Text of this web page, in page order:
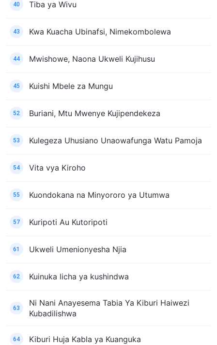
40 Tiba ya Wivu
43 Kwa Kuacha Ubinafsi, Nimekombolewa
44 Mwishowe, Naona Ukweli Kujihusu
45 Kuishi Mbele za Mungu
52 Buriani, Mtu Mwenye Kujipendekeza
53 Kulegeza Uhusiano Unaowafunga Watu Pamoja
54 Vita vya Kiroho
55 Kuondokana na Minyororo ya Utumwa
57 Kuripoti Au Kutoripoti
61 Ukweli Umenionyesha Njia
62 Kuinuka licha ya kushindwa
63
Ni Nani Anayesema Tabia Ya Kiburi Haiwezi
Kubadilishwa
64 Kiburi Huja Kabla ya Kuanguka